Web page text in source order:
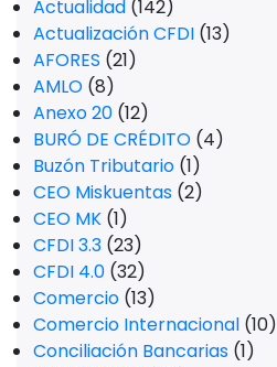
Actualidad (142)
Actualización CFDI (13)
AFORES (21)
AMLO (8)
Anexo 20 (12)
BURÓ DE CRÉDITO (4)
Buzón Tributario (1)
CEO Miskuentas (2)
CEO MK (1)
CFDI 3.3 (23)
CFDI 4.0 (32)
Comercio (13)
Comercio Internacional (10)
Conciliación Bancarias (1)